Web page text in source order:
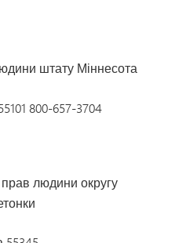
штату Міннесота
800-657-3704
людини округу